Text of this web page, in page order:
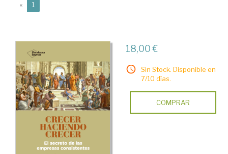
« 1
18,00 €
Sin Stock. Disponible en
7/10 días.
COMPRAR